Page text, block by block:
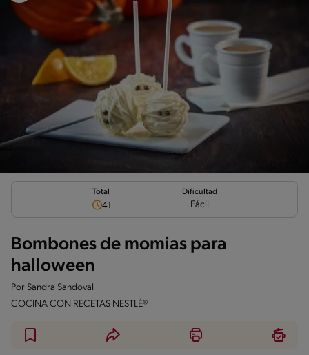
Total
41
Dificultad
Fácil
Bombones de momias para
halloween
Por Sandra Sandoval
COCINA CON RECETAS NESTLÉ®